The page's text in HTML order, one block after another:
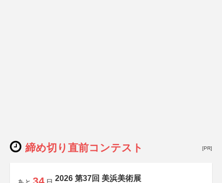
締め切り直前コンテスト [PR]
2026 第37回 美浜美術展